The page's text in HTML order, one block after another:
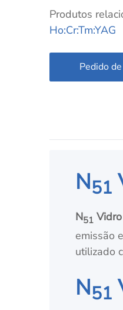
Produtos
Ho:Cr:Tm:YAG
Pedido
N51
N51
emissão
utilizado
N51